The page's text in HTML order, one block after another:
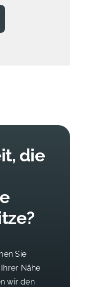
die
Sie
Nähe
wir den